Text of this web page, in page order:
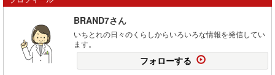
BRAND7さん
いちとれの日々のくらしからいろいろな情報を発信してい
ます。
フォローする